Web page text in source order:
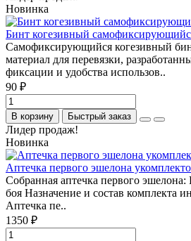
Новинка
Бинт когезивный
Самофиксирующийся когезивный
материал для перевязки,
фиксации и удобства использов..
90 ₽
В корзину Быстрый заказ
Лидер продаж!
Новинка
Аптечка первого эшелона
Собранная аптечка первого эшелона:
боя Назначение и состав комплекта
Аптечка пе..
1350 ₽